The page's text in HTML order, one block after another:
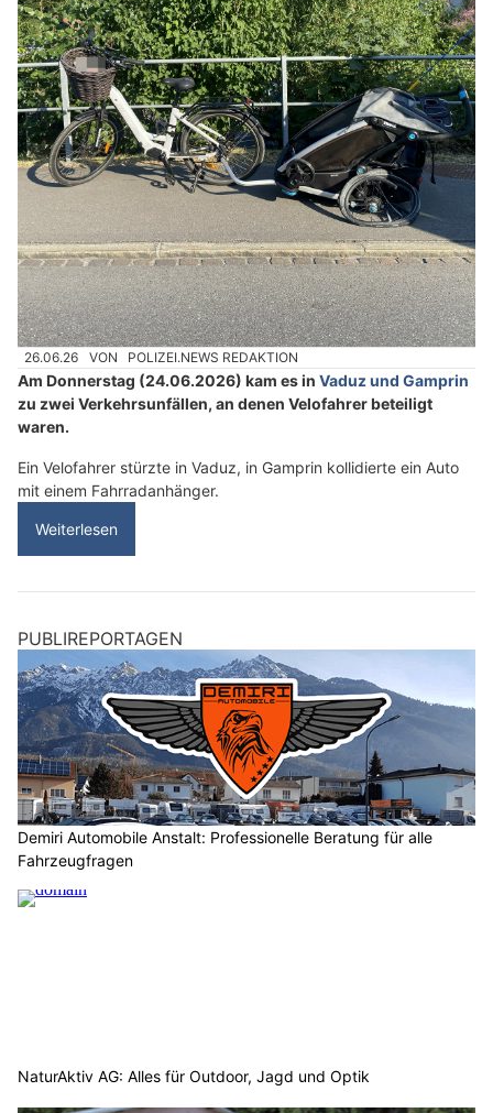
26.06.26 VON POLIZEI.NEWS REDAKTION
Am Donnerstag (24.06.2026) kam es in Vaduz und Gamprin
zu zwei Verkehrsunfällen, an denen Velofahrer beteiligt
waren.
Ein Velofahrer stürzte in Vaduz, in Gamprin kollidierte ein Auto
mit einem Fahrradanhänger.
Weiterlesen
PUBLIREPORTAGEN
Demiri Automobile Anstalt: Professionelle Beratung für alle
Fahrzeugfragen
NaturAktiv AG: Alles für Outdoor, Jagd und Optik